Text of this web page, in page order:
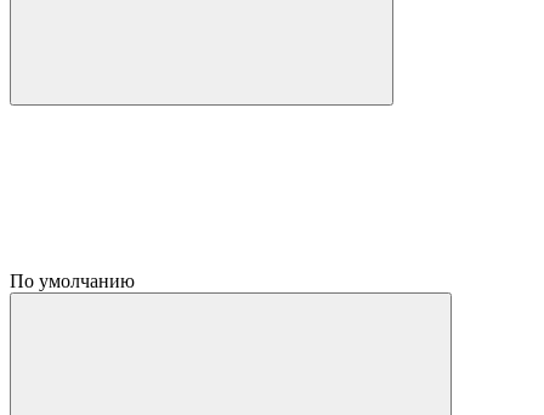
По умолчанию